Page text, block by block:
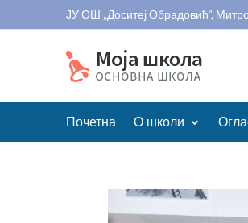
ЈУ ОШ „Доситеј Обрадовић“,
Почетна О школи